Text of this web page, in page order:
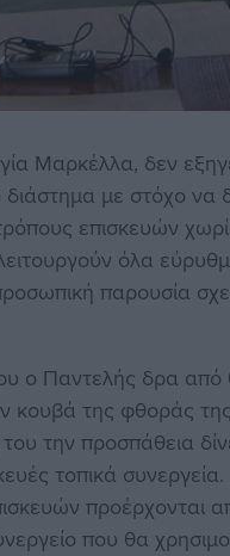
Μαρκέλλα, δεν
διάστημα με στόχο
επισκευών
λειτουργούν όλα
παρουσία
ο Παντελής δρα
της φθοράς της
την προσπάθεια
τοπικά
προέρχονται
που θα